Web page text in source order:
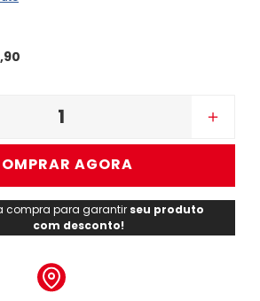
,90
＋
AGORA
compra para garantir seu produto
com desconto!